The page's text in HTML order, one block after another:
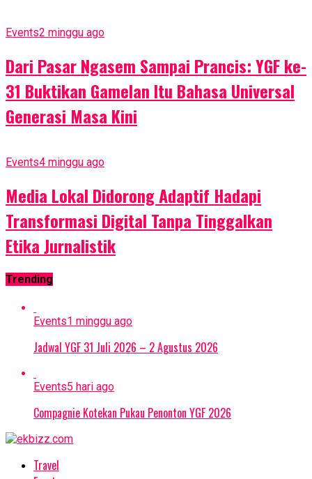
Events2 minggu ago
Dari Pasar Ngasem Sampai Prancis: YGF ke-
31 Buktikan Gamelan Itu Bahasa Universal
Generasi Masa Kini
Events4 minggu ago
Media Lokal Didorong Adaptif Hadapi
Transformasi Digital Tanpa Tinggalkan
Etika Jurnalistik
Trending
Events1 minggu ago
Jadwal YGF 31 Juli 2026 – 2 Agustus 2026
Events5 hari ago
Compagnie Kotekan Pukau Penonton YGF 2026
Travel